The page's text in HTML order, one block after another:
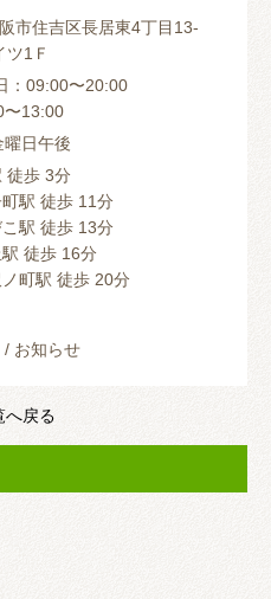
市住吉区長居東4丁目13-
1Ｆ
：09:00〜20:00
〜13:00
日午後
徒歩 3分
駅 徒歩 11分
駅 徒歩 13分
徒歩 16分
町駅 徒歩 20分
/ お知らせ
へ戻る